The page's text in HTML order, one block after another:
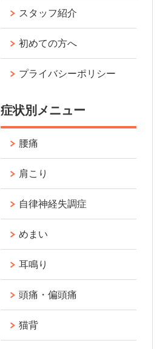
スタッフ紹介
初めての方へ
プライバシーポリシー
症状別メニュー
腰痛
肩こり
自律神経失調症
めまい
耳鳴り
頭痛・偏頭痛
猫背